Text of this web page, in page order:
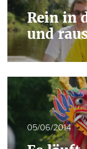
Rein in
und
05/06/2014